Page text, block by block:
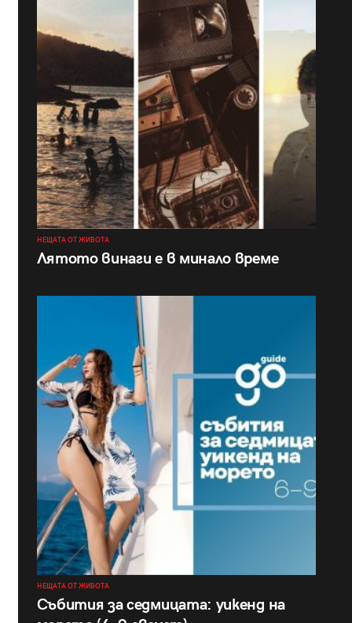
НЕЩАТА ОТ ЖИВОТА
Лятото винаги е в минало време
НЕЩАТА ОТ ЖИВОТА
Събития за седмицата: уикенд на